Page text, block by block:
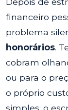
financeiro
problema
honorários.
cobram
ou para o
o próprio
simples: o